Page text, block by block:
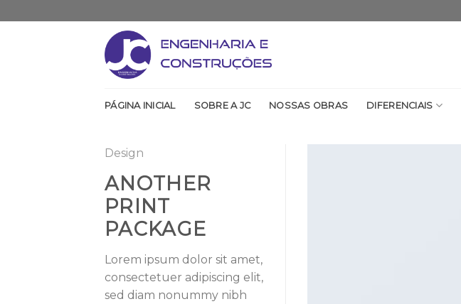
to
PÁGINA INICIAL SOBRE A JC NOSSAS OBRAS DIFERENCIAIS
Design
ANOTHER
PRINT
PACKAGE
Lorem ipsum dolor sit amet,
consectetuer adipiscing elit,
sed diam nonummy nibh